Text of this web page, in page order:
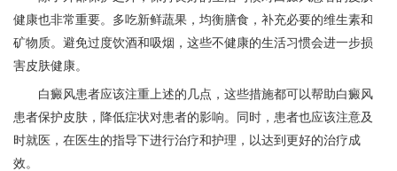
健康也非常重要。多吃新鲜蔬果，均衡膳食，补充必要的维生素和
矿物质。避免过度饮酒和吸烟，这些不健康的生活习惯会进一步损
害皮肤健康。
白癜风患者应该注重上述的几点，这些措施都可以帮助白癜风
患者保护皮肤，降低症状对患者的影响。同时，患者也应该注意及
时就医，在医生的指导下进行治疗和护理，以达到更好的治疗成
效。